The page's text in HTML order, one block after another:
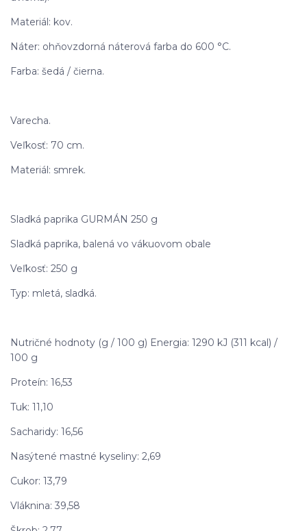
Materiál: kov.
Náter: ohňovzdorná náterová farba do 600 °C.
Farba: šedá / čierna.
Varecha.
Veľkosť: 70 cm.
Materiál: smrek.
Sladká paprika GURMÁN 250 g
Sladká paprika, balená vo vákuovom obale
Veľkosť: 250 g
Typ: mletá, sladká.
Nutričné hodnoty (g / 100 g) Energia: 1290 kJ (311 kcal) /
100 g
Proteín: 16,53
Tuk: 11,10
Sacharidy: 16,56
Nasýtené mastné kyseliny: 2,69
Cukor: 13,79
Vláknina: 39,58